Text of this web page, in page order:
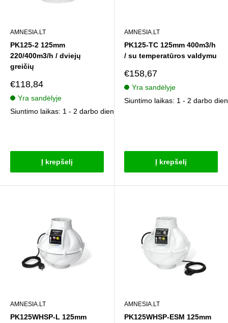
AMNESIA.LT
PK125-2 125mm
220/400m3/h / dviejų
greičių
Pardavimo
kaina
€118,84
Yra sandėlyje
Siuntimo laikas: 1 - 2 darbo dienos
Į krepšelį
AMNESIA.LT
PK125-TC 125mm 400m3/h
/ su temperatūros valdymu
Pardavimo
kaina
€158,67
Yra sandėlyje
Siuntimo laikas: 1 - 2 darbo
Į krepšelį
AMNESIA.LT
PK125WHSP-L 125mm
AMNESIA.LT
PK125WHSP-ESM 125mm